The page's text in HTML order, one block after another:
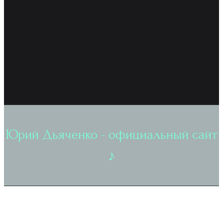
Юрий Дьяченко - официальный сайт
♪